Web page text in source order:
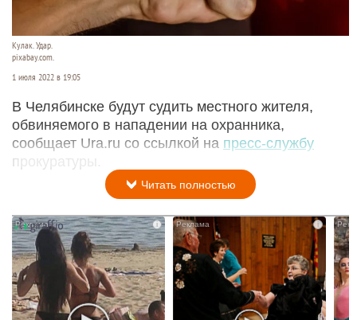
Кулак. Удар.
pixabay.com.
1 июля 2022 в 19:05
В Челябинске будут судить местного жителя,
обвиняемого в нападении на охранника,
сообщает Ura.ru со ссылкой на пресс-службу
прокуратуры.
Читать полностью
i